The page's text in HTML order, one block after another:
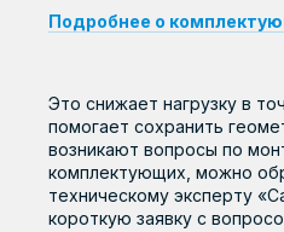
Подробнее о
Это снижает нагрузку в
помогает сохранить
возникают вопросы по
комплектующих, можно
техническому эксперту
короткую заявку с